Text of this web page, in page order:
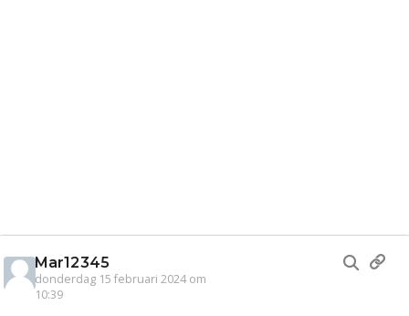
Mar12345
donderdag 15 februari 2024 om
10:39